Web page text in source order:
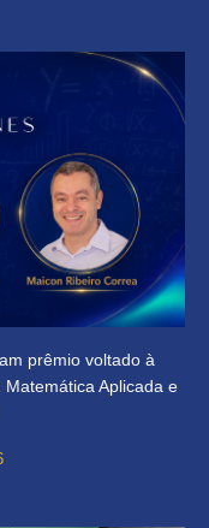
prêmio voltado à
Aplicada e